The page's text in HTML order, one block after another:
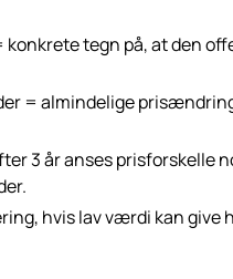
tegn på, at den
= almindelige
3 år anses prisforskelle
hvis lav værdi kan give